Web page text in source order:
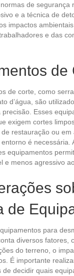
de segurança
e a técnica de
impactos
e das
de
de corte, como
d’água, são
precisão. Esses
exigem cortes
restauração ou em
é necessária.
equipamentos
e menos agressivo
de
para
diversos fatores,
do terreno, o
É importante
decidir quais